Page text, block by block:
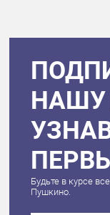
НАШУ
Будьте в курсе
Пушкино.